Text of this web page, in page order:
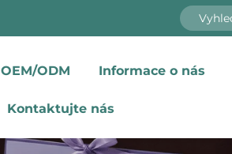
OEM/ODM Informace o nás
Kontaktujte nás